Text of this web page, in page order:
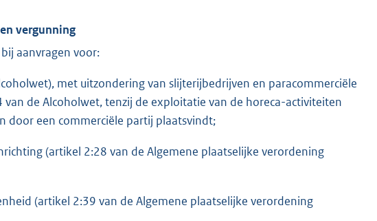
vergunning
aanvragen voor:
met uitzondering van slijterijbedrijven en paracommerciële
de Alcoholwet, tenzij de exploitatie van de horeca-activiteiten
door een commerciële partij plaatsvindt;
(artikel 2:28 van de Algemene plaatselijke verordening
(artikel 2:39 van de Algemene plaatselijke verordening